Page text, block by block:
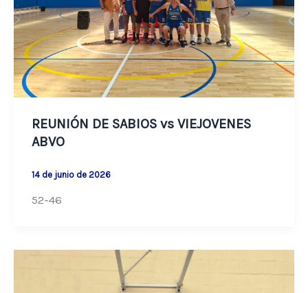
REUNIÓN DE SABIOS vs VIEJOVENES
ABVO
14 de junio de 2026
52-46